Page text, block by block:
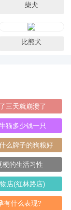
柴犬
比熊犬
三天就崩溃了
猫多少钱一只
么牌子的狗粮好
梗的生活习性
店(红林路店)
有什么表现?